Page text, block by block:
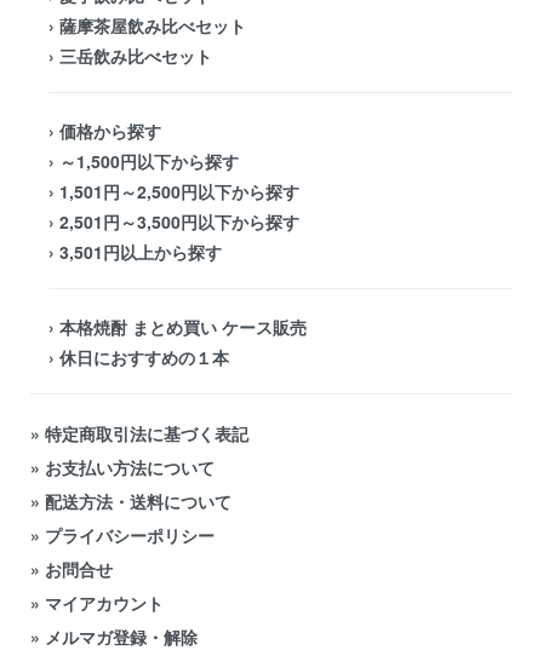
› 薩摩茶屋飲み比べセット
› 三岳飲み比べセット
› 価格から探す
› ～1,500円以下から探す
› 1,501円～2,500円以下から探す
› 2,501円～3,500円以下から探す
› 3,501円以上から探す
› 本格焼酎 まとめ買い ケース販売
› 休日におすすめの１本
» 特定商取引法に基づく表記
» お支払い方法について
» 配送方法・送料について
» プライバシーポリシー
» お問合せ
» マイアカウント
» メルマガ登録・解除